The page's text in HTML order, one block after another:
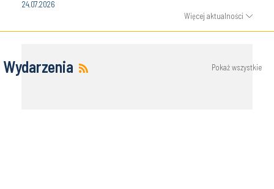
24.07.2026
Więcej aktualności
Wydarzenia Pokaż wszystkie